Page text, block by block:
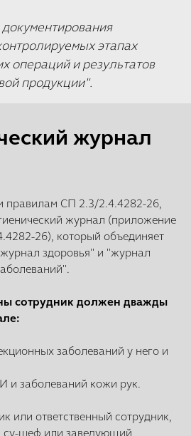
этапах
операций и результатов
продукции".
журнал
правилам СП 2.3/2.4.4282-26,
журнал (приложение
26), который объединяет
здоровья" и "журнал
сотрудник должен дважды
заболеваний у него и
и заболеваний кожи рук.
или ответственный сотрудник,
су-шеф или заведующий